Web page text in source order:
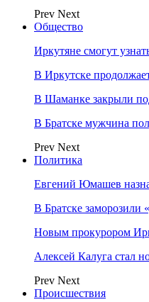
Prev Next
Общество
Иркутяне смогут
В Иркутске
В Шаманке закрыли
В Братске мужчина
Prev Next
Политика
Евгений Юмашев
В Братске заморозили
Новым прокурором
Алексей Калуга стал
Prev Next
Происшествия